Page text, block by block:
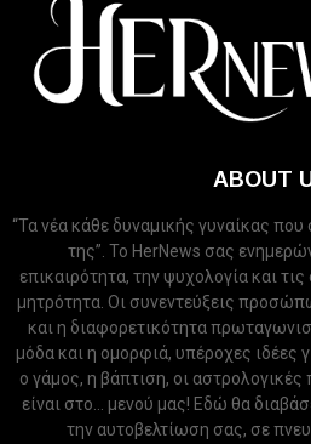
ABOUT
“Τα νέα κάθε δυναμικής γυναίκας που
της”. Το HerNews σας
επικαιρότητα, την ψυχολογία και
μητρότητα. Οι συνεντεύξεις
και η διαφορετικότητα
μόδα και η ομορφιά, υπέροχες ιδέες
ο γάμος, η βάπτιση, οι αστρολογικές
είναι στο... μενού μας! Εδώ θα
την αυτοβελτίωση σας, σε